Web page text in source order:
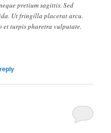
pretium sagittis. Sed
Ut fringilla placerat arcu.
et turpis pharetra vulputate.